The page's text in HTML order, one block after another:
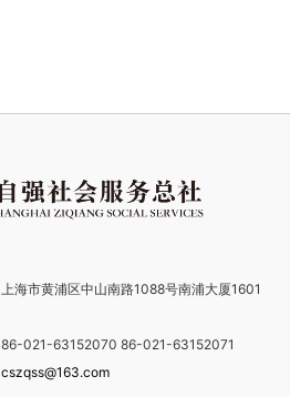
上海市黄浦区中山南路1088号南浦大厦1601
86-021-63152070 86-021-63152071
cszqss@163.com